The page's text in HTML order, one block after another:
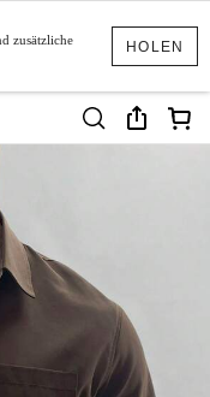
HOLEN
zusätzliche